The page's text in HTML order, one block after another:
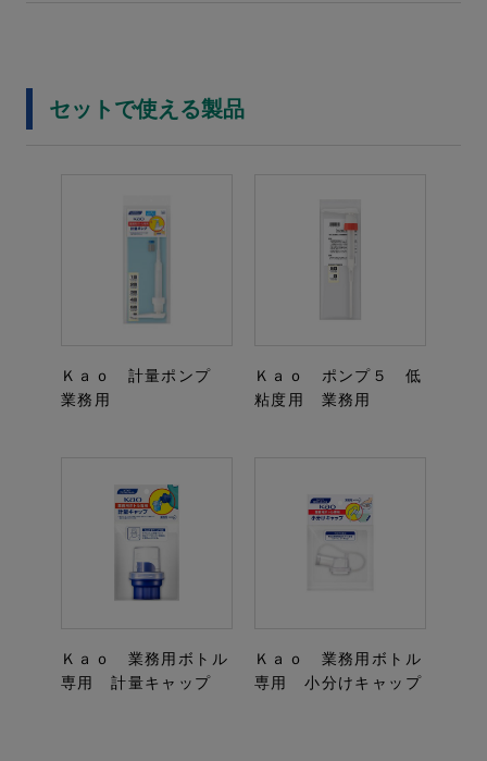
セットで使える製品
Ｋａｏ 計量ポンプ
業務用
Ｋａｏ ポンプ５ 低
粘度用 業務用
Ｋａｏ 業務用ボトル
専用 計量キャップ
Ｋａｏ 業務用ボトル
専用 小分けキャップ